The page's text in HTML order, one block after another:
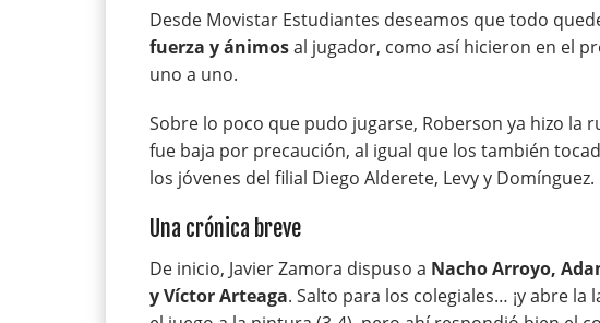
Desde Movistar Estudiantes deseamos que todo
fuerza y ánimosal jugador, como así hicieron en el
uno a uno.
Sobre lo poco que pudo jugarse, Roberson ya hizo la
fue baja por precaución, al igual que los también
los jóvenes del filial Diego Alderete, Levy y Domínguez.
Una crónica breve
De inicio, Javier Zamora dispuso a Nacho Arroyo,
y Víctor Arteaga. Salto para los colegiales… ¡y abre